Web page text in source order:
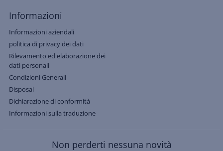
Informazioni
Informazioni aziendali
politica di privacy dei dati
Rilevamento ed elaborazione dei
dati personali
Condizioni Generali
Disposal
Dichiarazione di conformità
Informazioni sulla traduzione
Non perderti nessuna novità